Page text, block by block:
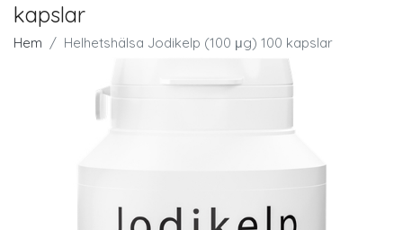
kapslar
Hem Helhetshälsa Jodikelp (100 μg) 100 kapslar